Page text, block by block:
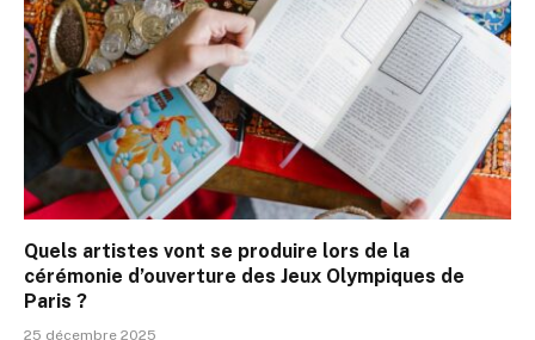
Quels artistes vont se produire lors de la
cérémonie d’ouverture des Jeux Olympiques de
Paris ?
25 décembre 2025